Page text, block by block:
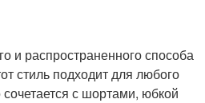
и распространенного способа
стиль подходит для любого
с шортами, юбкой